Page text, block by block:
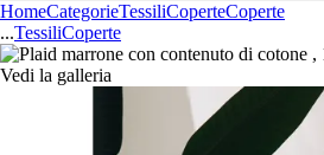
HomeCategorieTessiliCoperteCoperte
...TessiliCoperte
Vedi la galleria